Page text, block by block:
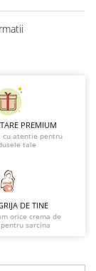
PREMIUM
cu atentie pentru
tale
DE TINE
orice crema de
sarcina